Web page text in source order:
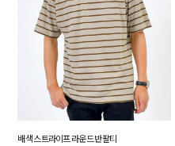
배색 스트라이프 라운드 반팔티